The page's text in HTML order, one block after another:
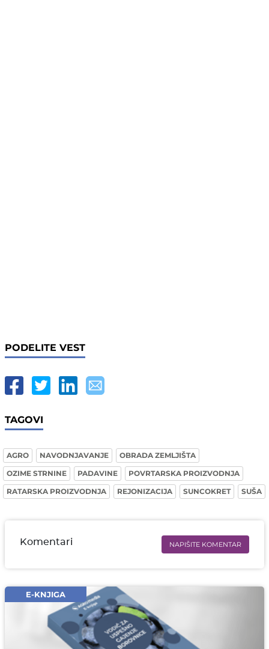
PODELITE VEST
TAGOVI
AGRO NAVODNJAVANJE
OBRADA ZEMLJIŠTA
OZIME STRNINE
PADAVINE
POVRTARSKA PROIZVODNJA
RATARSKA PROIZVODNJA
REJONIZACIJA SUNCOKRET SUŠA
Komentari NAPIŠITE KOMENTAR
Email* obavezno
Komentar* obavezno
E-KNJIGA